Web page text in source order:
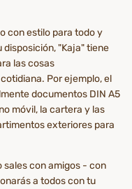
con estilo para todo y
"Kaja" tiene
las cosas
Por ejemplo, el
documentos DIN A5
móvil, la cartera y las
exteriores para
sales con amigos - con
a todos con tu